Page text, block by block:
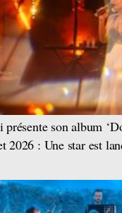
son album
2026 : Une star est